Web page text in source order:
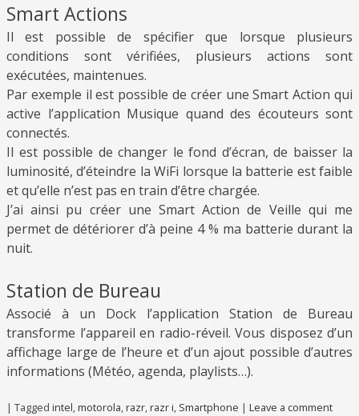
Smart Actions
Il est possible de spécifier que lorsque plusieurs
conditions sont vérifiées, plusieurs actions sont
exécutées, maintenues.
Par exemple il est possible de créer une Smart Action qui
active l’application Musique quand des écouteurs sont
connectés.
Il est possible de changer le fond d’écran, de baisser la
luminosité, d’éteindre la WiFi lorsque la batterie est faible
et qu’elle n’est pas en train d’être chargée.
J’ai ainsi pu créer une Smart Action de Veille qui me
permet de détériorer d’à peine 4 % ma batterie durant la
nuit.
Station de Bureau
Associé à un Dock l’application Station de Bureau
transforme l’appareil en radio-réveil. Vous disposez d’un
affichage large de l’heure et d’un ajout possible d’autres
informations (Météo, agenda, playlists…).
| Tagged intel,motorola,razr,razr i, Smartphone | Leave a comment